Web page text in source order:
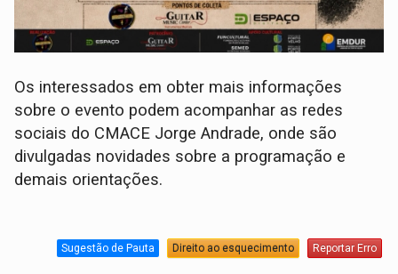
Os interessados em obter mais informações
sobre o evento podem acompanhar as redes
sociais do CMACE Jorge Andrade, onde são
divulgadas novidades sobre a programação e
demais orientações.
Sugestão de Pauta Direito ao esquecimento Reportar Erro